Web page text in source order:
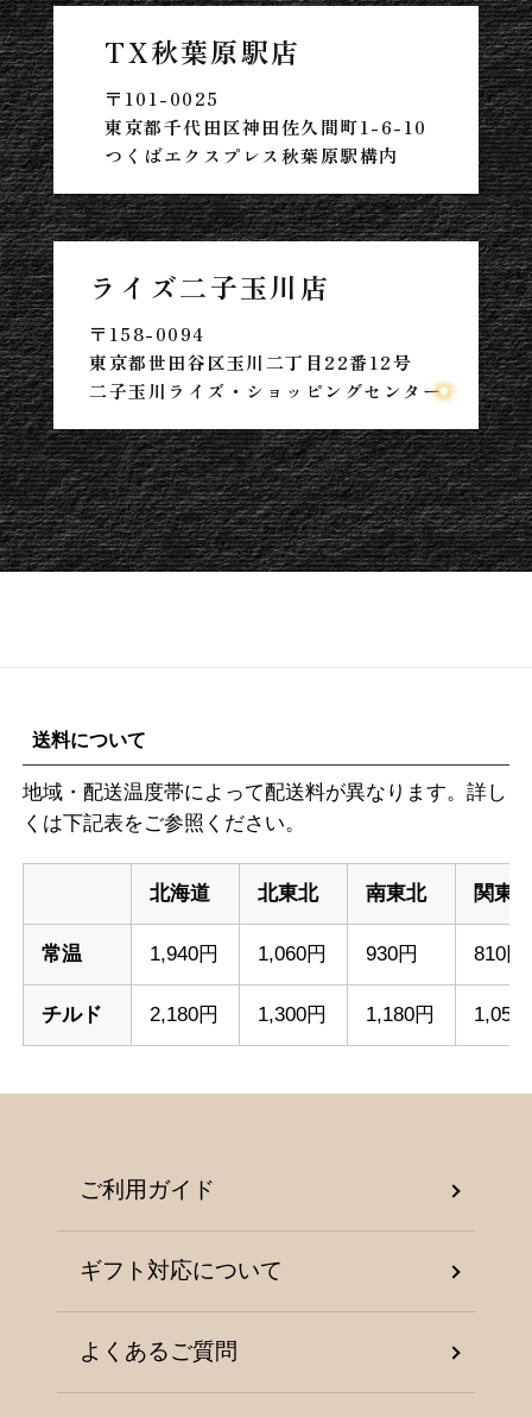
TX秋葉原駅店
〒101-0025
東京都千代田区神田佐久間町1-6-10
つくばエクスプレス秋葉原駅構内
ライズ二子玉川店
〒158-0094
東京都世田谷区玉川二丁目22番12号
二子玉川ライズ・ショッピングセンター
送料について
地域・配送温度帯によって配送料が異なります。詳し
くは下記表をご参照ください。
北海道 北東北 南東北 関東
常温 1,940円 1,060円 930円 810円
チルド 2,180円 1,300円 1,180円 1,050
ご利用ガイド
ギフト対応について
よくあるご質問